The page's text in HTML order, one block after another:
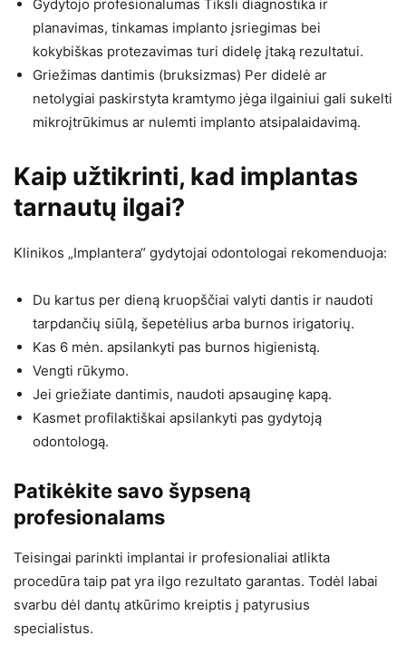
Gydytojo profesionalumas Tiksli diagnostika ir
planavimas, tinkamas implanto įsriegimas bei
kokybiškas protezavimas turi didelę įtaką rezultatui.
Griežimas dantimis (bruksizmas) Per didelė ar
netolygiai paskirstyta kramtymo jėga ilgainiui gali sukelti
mikroįtrūkimus ar nulemti implanto atsipalaidavimą.
Kaip užtikrinti, kad implantas
tarnautų ilgai?
Klinikos „Implantera“ gydytojai odontologai rekomenduoja:
Du kartus per dieną kruopščiai valyti dantis ir naudoti
tarpdančių siūlą, šepetėlius arba burnos irigatorių.
Kas 6 mėn. apsilankyti pas burnos higienistą.
Vengti rūkymo.
Jei griežiate dantimis, naudoti apsauginę kapą.
Kasmet profilaktiškai apsilankyti pas gydytoją
odontologą.
Patikėkite savo šypseną
profesionalams
Teisingai parinkti implantai ir profesionaliai atlikta
procedūra taip pat yra ilgo rezultato garantas. Todėl labai
svarbu dėl dantų atkūrimo kreiptis į patyrusius
specialistus.